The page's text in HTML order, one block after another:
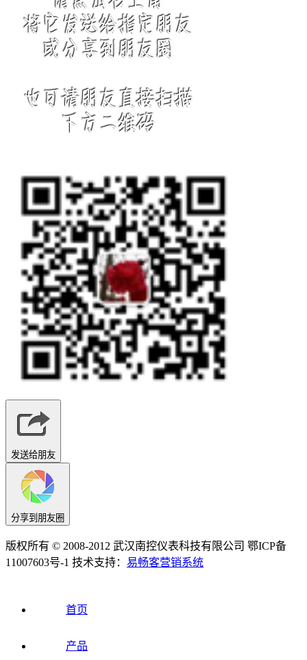
发送给朋友
分享到朋友圈
版权所有 © 2008-2012 武汉南控仪表科技有限公司 鄂ICP备
11007603号-1 技术支持： 易畅客营销系统
首页
产品